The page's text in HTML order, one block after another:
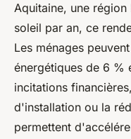
Aquitaine, une
soleil par an, ce
Les ménages
énergétiques de 6 %
incitations
d'installation ou la
permettent